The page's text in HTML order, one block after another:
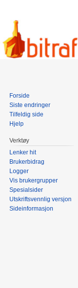
Forside
Siste endringer
Tilfeldig side
Hjelp
Verktøy
Lenker hit
Brukerbidrag
Logger
Vis brukergrupper
Spesialsider
Utskriftsvennlig versjon
Sideinformasjon